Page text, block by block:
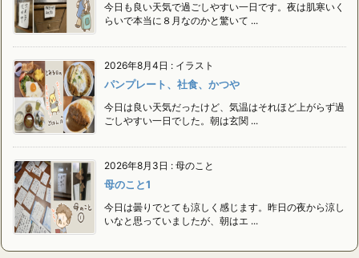
今日も良い天気で過ごしやすい一日です。夜は肌寒いく
らいで本当に８月なのかと驚いて ...
2026年8月4日 : イラスト
パンプレート、社食、かつや
今日は良い天気だったけど、気温はそれほど上がらず過
ごしやすい一日でした。朝は玄関 ...
2026年8月3日 : 母のこと
母のこと1
今日は曇りでとても涼しく感じます。昨日の夜から涼し
いなと思っていましたが、朝はエ ...